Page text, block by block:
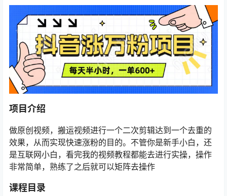
项目介绍
做原创视频，搬运视频进行一个二次剪辑达到一个去重的
效果，从而实现快速涨粉的目的。不管你是新手小白，还
是互联网小白，看完我的视频教程都能去进行实操，操作
非常简单，熟练了之后就可以矩阵去操作
课程目录